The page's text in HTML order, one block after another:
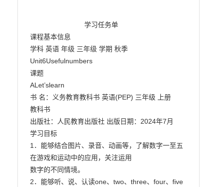
课程基本信息
学科 英语 年级 三年级 学期 秋季
Unit6Usefulnumbers
课题
ALet’slearn
书 名：义务教育教科书 英语(PEP) 三年级 上册
教科书
出版社：人民教育出版社 出版日期：2024年7月
学习目标
1．能够结合图片、录音、动画等，了解数字一至五
在游戏和运动中的应用，关注运用
数字的不同情境。
2．能够听、说、认读one、two、three、four、five